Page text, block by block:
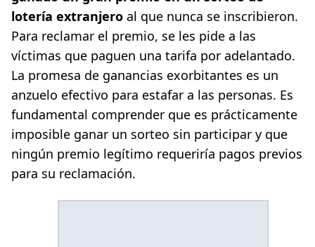
lotería extranjero al que nunca se inscribieron.
Para reclamar el premio, se les pide a las
víctimas que paguen una tarifa por adelantado.
La promesa de ganancias exorbitantes es un
anzuelo efectivo para estafar a las personas. Es
fundamental comprender que es prácticamente
imposible ganar un sorteo sin participar y que
ningún premio legítimo requeriría pagos previos
para su reclamación.